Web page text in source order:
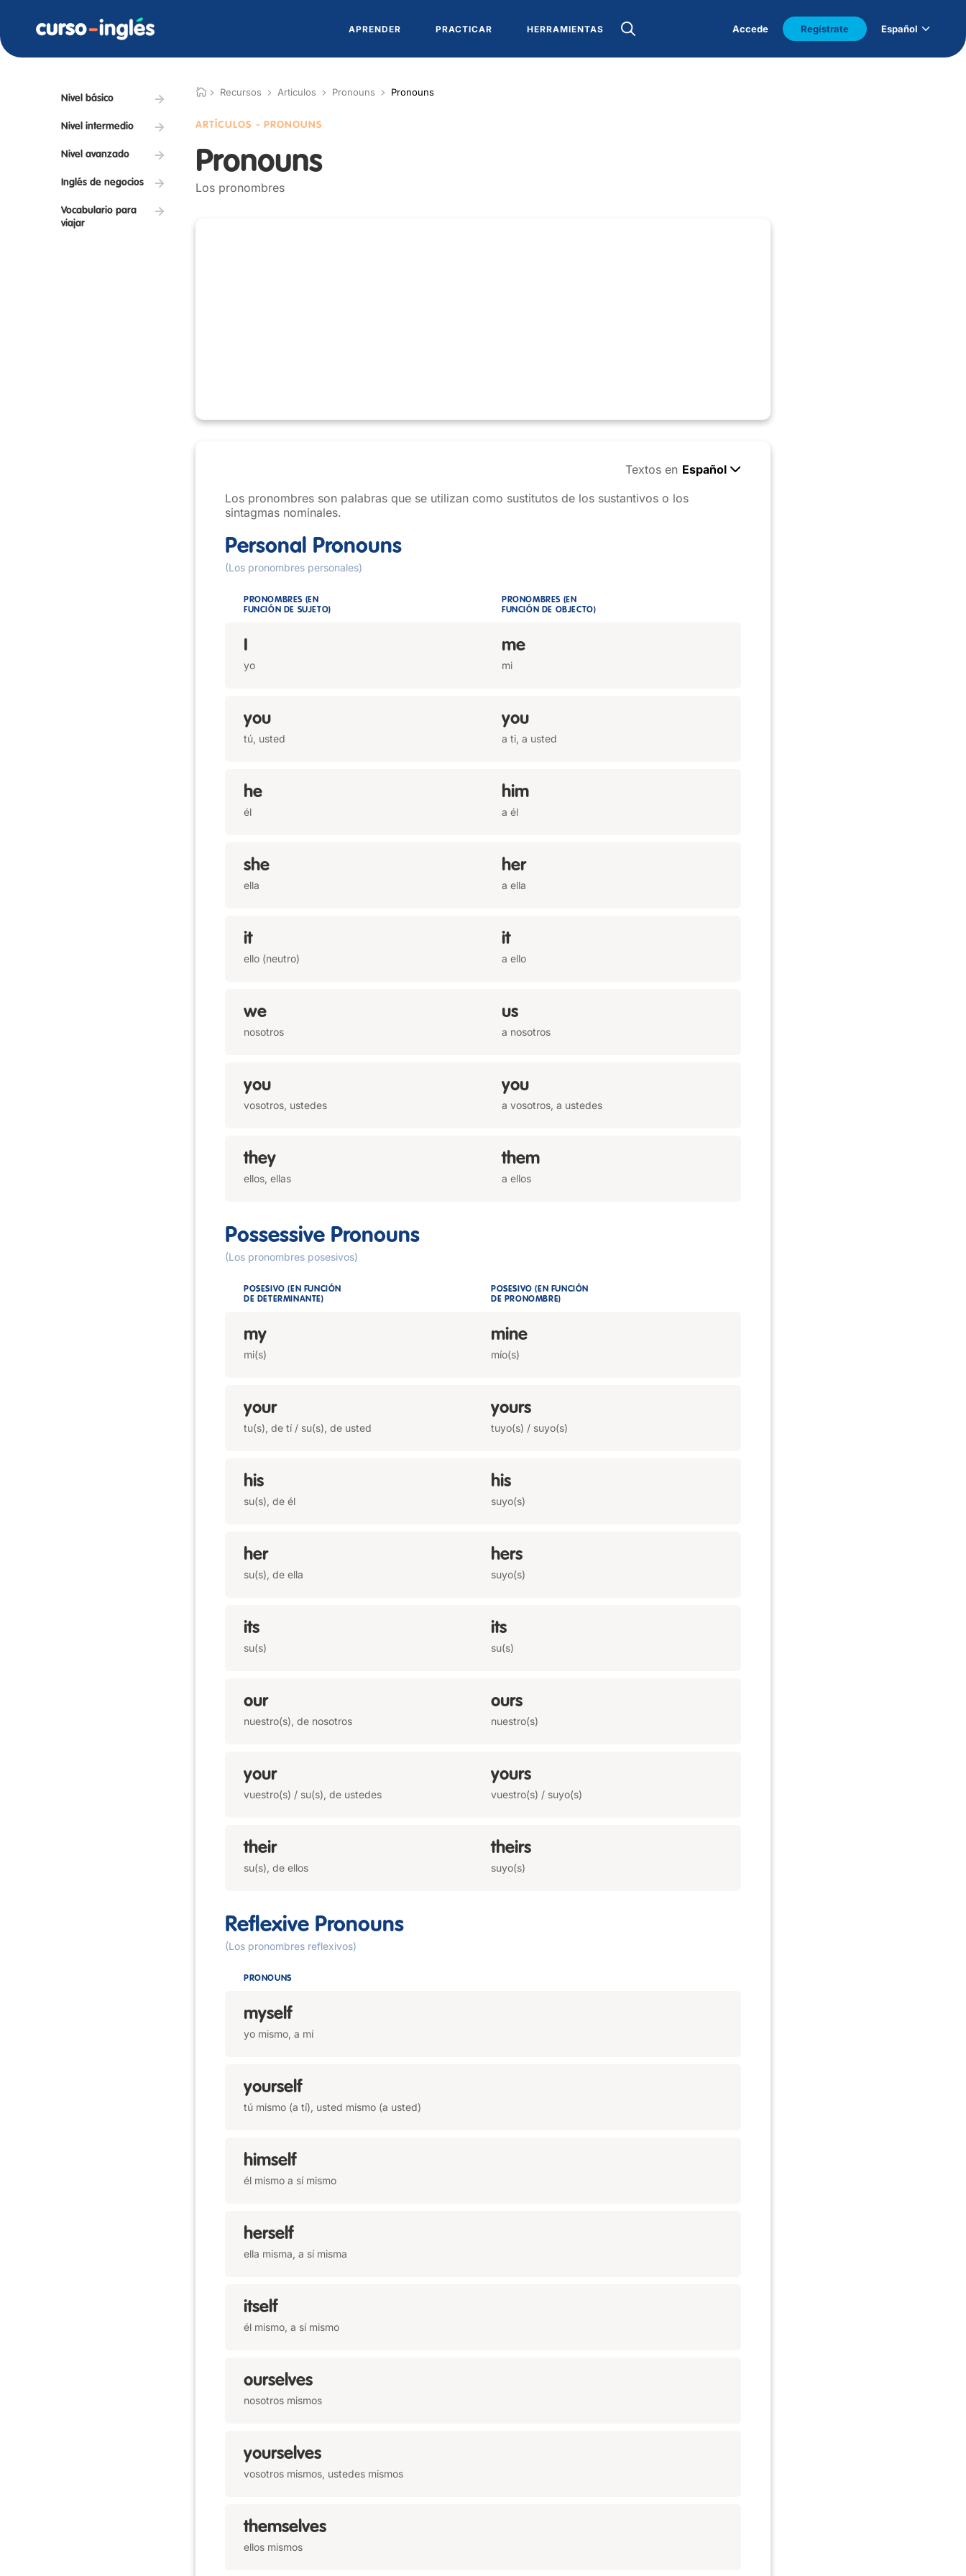
APRENDER PRACTICAR HERRAMIENTAS Accede Regístrate Español
Nivel básico
Nivel intermedio
Nivel avanzado
Inglés de negocios
Vocabulario para
viajar
Recursos Articulos Pronouns Pronouns
ARTÍCULOS - PRONOUNS
Pronouns
Los pronombres
Textos en Español
Los pronombres son palabras que se utilizan como sustitutos de los sustantivos o los
sintagmas nominales.
Personal Pronouns
(Los pronombres personales)
PRONOMBRES (EN
FUNCIÓN DE SUJETO)
PRONOMBRES (EN
FUNCIÓN DE OBJECTO)
I
yo
me
mi
you
tú, usted
you
a ti, a usted
he
él
him
a él
she
ella
her
a ella
it
ello (neutro)
it
a ello
we
nosotros
us
a nosotros
you
vosotros, ustedes
you
a vosotros, a ustedes
they
ellos, ellas
them
a ellos
Possessive Pronouns
(Los pronombres posesivos)
POSESIVO (EN FUNCIÓN
DE DETERMINANTE)
POSESIVO (EN FUNCIÓN
DE PRONOMBRE)
my
mi(s)
mine
mío(s)
your
tu(s), de tí / su(s), de usted
yours
tuyo(s) / suyo(s)
his
su(s), de él
his
suyo(s)
her
su(s), de ella
hers
suyo(s)
its
su(s)
its
su(s)
our
nuestro(s), de nosotros
ours
nuestro(s)
your
vuestro(s) / su(s), de ustedes
yours
vuestro(s) / suyo(s)
their
su(s), de ellos
theirs
suyo(s)
Reflexive Pronouns
(Los pronombres reflexivos)
PRONOUNS
myself
yo mismo, a mí
yourself
tú mismo (a tí), usted mismo (a usted)
himself
él mismo a sí mismo
herself
ella misma, a sí misma
itself
él mismo, a sí mismo
ourselves
nosotros mismos
yourselves
vosotros mismos, ustedes mismos
themselves
ellos mismos